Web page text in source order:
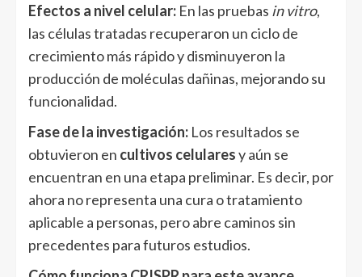
Efectos a nivel celular: En las pruebas in vitro,
las células tratadas recuperaron un ciclo de
crecimiento más rápido y disminuyeron la
producción de moléculas dañinas, mejorando su
funcionalidad.
Fase de la investigación: Los resultados se
obtuvieron en cultivos celularesy aún se
encuentran en una etapa preliminar. Es decir, por
ahora no representa una cura o tratamiento
aplicable a personas, pero abre caminos sin
precedentes para futuros estudios.